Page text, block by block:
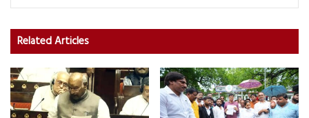
Related Articles